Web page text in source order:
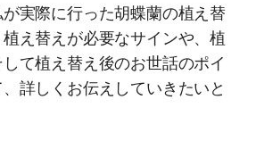
実際に行った胡蝶蘭の植え替
え替えが必要なサインや、植
て植え替え後のお世話のポイ
詳しくお伝えしていきたいと